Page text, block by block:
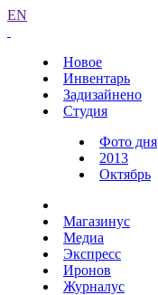
EN
Новое
Инвентарь
Задизайнено
Студия
Фото дня
2013
Октябрь
Магазинус
Медиа
Экспресс
Иронов
Журналус